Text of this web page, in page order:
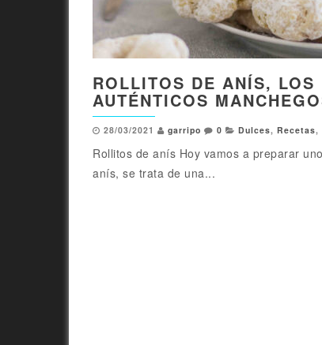
ROLLITOS DE ANÍS, LOS
AUTÉNTICOS
28/03/2021 garripo 0 Dulces, Recetas,
Rollitos de anís Hoy vamos a preparar
anís, se trata de una...